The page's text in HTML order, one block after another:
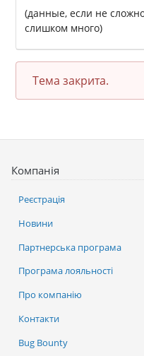
(данные, если не
слишком много)
Тема закрита.
Компанія
Реєстрація
Новини
Партнерська програма
Програма лояльності
Про компанію
Контакти
Bug Bounty